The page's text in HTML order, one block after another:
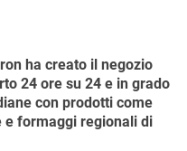
ha creato il negozio
24 ore su 24 e in grado
con prodotti come
e formaggi regionali di